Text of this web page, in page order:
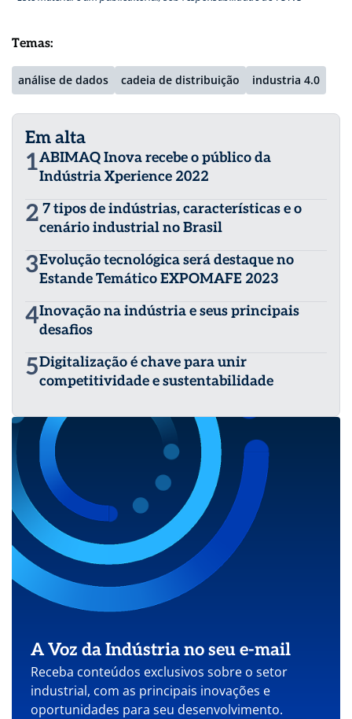
Temas:
análise de dados cadeia de distribuição industria 4.0
Em alta
1ABIMAQ Inova recebe o público da
Indústria Xperience 2022
2 7 tipos de indústrias, características e o
cenário industrial no Brasil
3Evolução tecnológica será destaque no
Estande Temático EXPOMAFE 2023
4Inovação na indústria e seus principais
desafios
5Digitalização é chave para unir
competitividade e sustentabilidade
A Voz da Indústria no seu e-mail
Receba conteúdos exclusivos sobre o setor
industrial, com as principais inovações e
oportunidades para seu desenvolvimento.